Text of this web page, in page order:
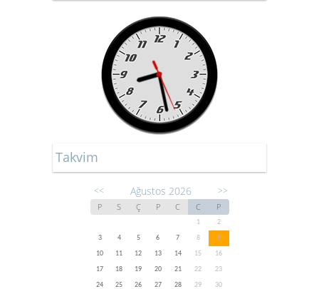
Takvim
<< Ağustos 2026 >>
P S Ç P C C P
1
2
3
4 5 6 7 8
9
10
11 12 13 14 15
16
17
18 19 20 21 22
23
24
25 26 27 28 29 30